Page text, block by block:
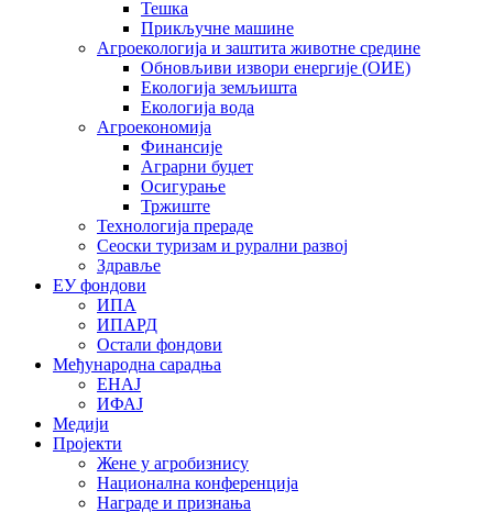
Тешка
Прикључне машине
Агроекологија и заштита животне средине
Обновљиви извори енергије (ОИЕ)
Екологија земљишта
Екологија вода
Агроекономија
Финансије
Аграрни буџет
Осигурање
Тржиште
Технологија прераде
Сеоски туризам и рурални развој
Здравље
ЕУ фондови
ИПА
ИПАРД
Остали фондови
Међународна сарадња
ЕНАЈ
ИФАЈ
Медији
Пројекти
Жене у агробизнису
Национална конференција
Награде и признања